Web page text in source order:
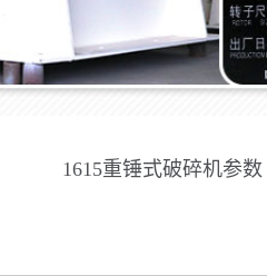
1615重锤式破碎机参数